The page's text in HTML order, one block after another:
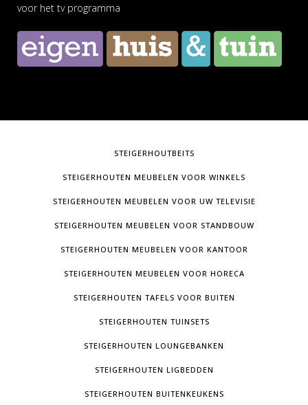
voor het tv programma
STEIGERHOUTBEITS
STEIGERHOUTEN MEUBELEN VOOR WINKELS
STEIGERHOUTEN MEUBELEN VOOR UW TELEVISIE
STEIGERHOUTEN MEUBELEN VOOR STANDBOUW
STEIGERHOUTEN MEUBELEN VOOR KANTOOR
STEIGERHOUTEN MEUBELEN VOOR HORECA
STEIGERHOUTEN TAFELS VOOR BUITEN
STEIGERHOUTEN TUINSETS
STEIGERHOUTEN LOUNGEBANKEN
STEIGERHOUTEN LIGBEDDEN
STEIGERHOUTEN BUITENKEUKENS